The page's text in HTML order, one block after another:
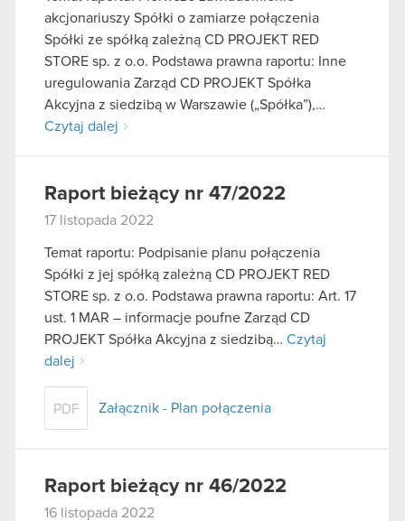
akcjonariuszy Spółki o zamiarze połączenia
Spółki ze spółką zależną CD PROJEKT RED
STORE sp. z o.o. Podstawa prawna raportu: Inne
uregulowania Zarząd CD PROJEKT Spółka
Akcyjna z siedzibą w Warszawie („Spółka”),…
Czytaj dalej
Raport bieżący nr 47/2022
17 listopada 2022
Temat raportu: Podpisanie planu połączenia
Spółki z jej spółką zależną CD PROJEKT RED
STORE sp. z o.o. Podstawa prawna raportu: Art. 17
ust. 1 MAR – informacje poufne Zarząd CD
PROJEKT Spółka Akcyjna z siedzibą… Czytaj
dalej
PDF Załącznik - Plan połączenia
Raport bieżący nr 46/2022
16 listopada 2022